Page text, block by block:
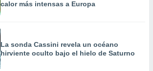
calor más intensas a Europa
La sonda Cassini revela un océano
hirviente oculto bajo el hielo de Saturno